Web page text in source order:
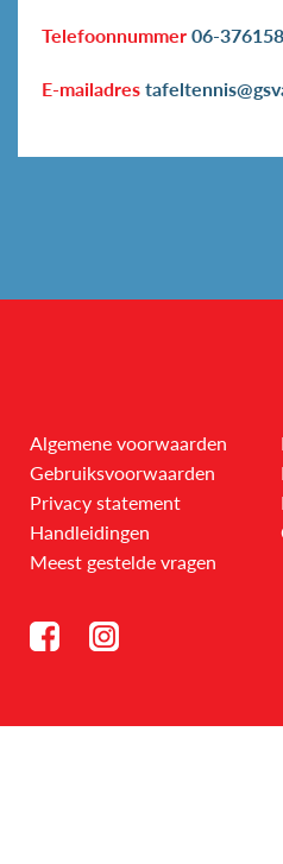
Telefoonnummer 06-
E-mailadres
Algemene voorwaarden
Gebruiksvoorwaarden
Privacy statement
Handleidingen
Meest gestelde vragen